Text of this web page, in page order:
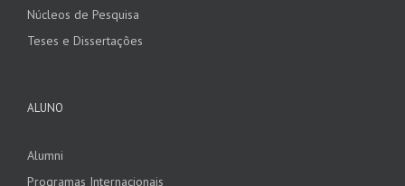
Núcleos de Pesquisa
Teses e Dissertações
ALUNO
Alumni
Programas Internacionais